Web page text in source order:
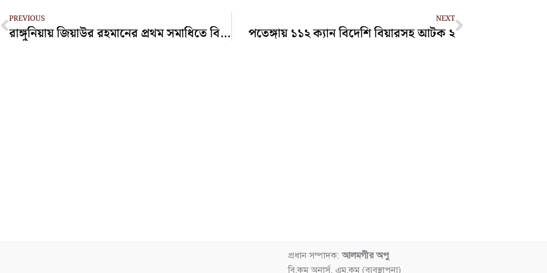
Prev
PREVIOUS
রাঙ্গুনিয়ায় জিয়াউর রহমানের প্রথম সমাধিতে বিএনপির শ্রদ্ধা নিবেদন
NEXT
পতেঙ্গায় ১১২ ক্যান বিদেশি বিয়ারসহ আটক ২
Next
প্রধান সম্পাদক:আলমগীর অপু
বি.কম অনার্স, এম.কম (ব্যবস্থাপনা)